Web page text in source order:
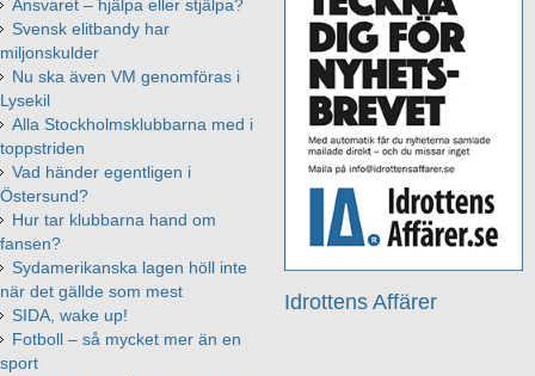
Idrottens Affärer
Ansvaret – hjälpa eller stjälpa?
Svensk elitbandy har
miljonskulder
Nu ska även VM genomföras i
Lysekil
Alla Stockholmsklubbarna med i
toppstriden
Vad händer egentligen i
Östersund?
Hur tar klubbarna hand om
fansen?
Sydamerikanska lagen höll inte
när det gällde som mest
SIDA, wake up!
Fotboll – så mycket mer än en
sport